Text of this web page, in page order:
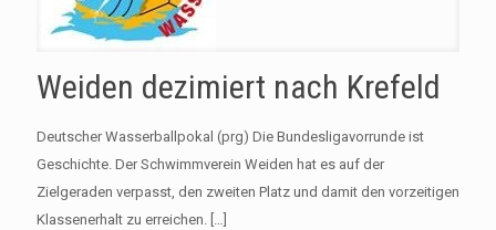
Weiden dezimiert nach Krefeld
Deutscher Wasserballpokal (prg) Die Bundesligavorrunde ist
Geschichte. Der Schwimmverein Weiden hat es auf der
Zielgeraden verpasst, den zweiten Platz und damit den vorzeitigen
Klassenerhalt zu erreichen. […]